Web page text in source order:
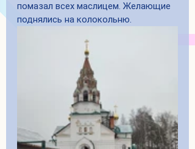
помазал всех маслицем. Желающие
поднялись на колокольню.